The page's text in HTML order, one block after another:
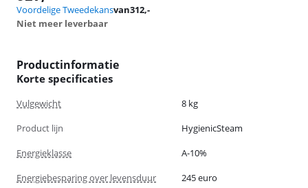
Voordelige Tweedekansvan312,-
Niet meer leverbaar
Productinformatie
Korte specificaties
Vulgewicht
8 kg
Product lijn
HygienicSteam
Energieklasse
A-10%
Energiebesparing over levensduur
245 euro